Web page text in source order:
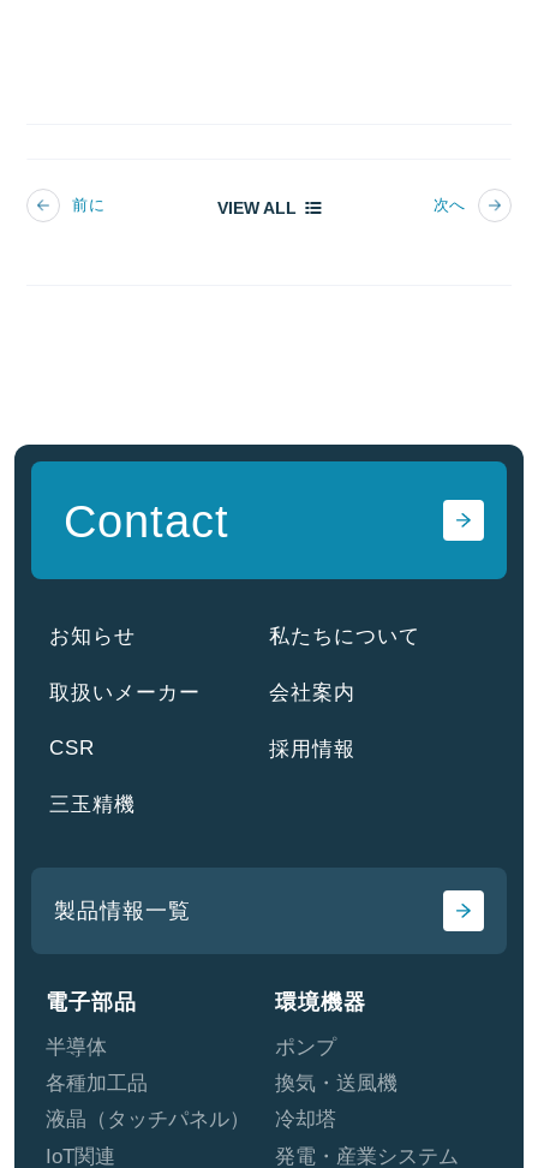
前に 次へ
VIEW ALL
お知らせ 私たちについて
取扱いメーカー 会社案内
CSR 採用情報
三玉精機
Contact
製品情報一覧
電子部品
半導体
各種加工品
液晶（タッチパネル）
IoT関連
環境機器
ポンプ
換気・送風機
冷却塔
発電・産業システム